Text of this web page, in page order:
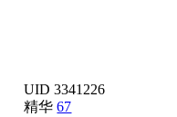
UID 3341226
精华67